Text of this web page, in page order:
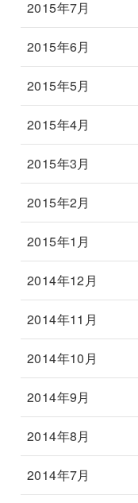
2015年7月
2015年6月
2015年5月
2015年4月
2015年3月
2015年2月
2015年1月
2014年12月
2014年11月
2014年10月
2014年9月
2014年8月
2014年7月